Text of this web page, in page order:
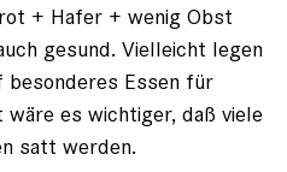
+ Hafer + wenig Obst
gesund. Vielleicht legen
Essen für
wäre es wichtiger, daß viele
satt werden.